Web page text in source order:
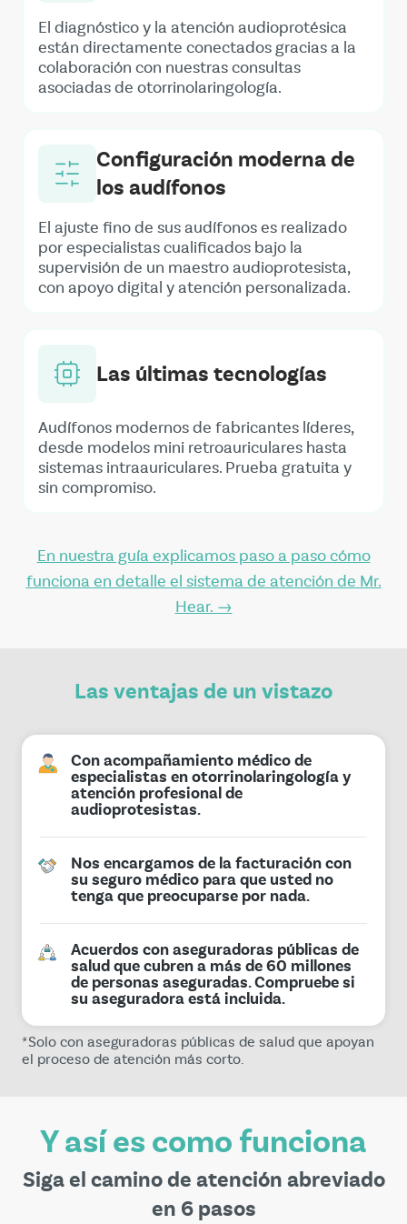
El diagnóstico y la atención audioprotésica
están directamente conectados gracias a la
colaboración con nuestras consultas
asociadas de otorrinolaringología.
Configuración moderna de
los audífonos
El ajuste fino de sus audífonos es realizado
por especialistas cualificados bajo la
supervisión de un maestro audioprotesista,
con apoyo digital y atención personalizada.
Las últimas tecnologías
Audífonos modernos de fabricantes líderes,
desde modelos mini retroauriculares hasta
sistemas intraauriculares. Prueba gratuita y
sin compromiso.
En nuestra guía explicamos paso a paso cómo
funciona en detalle el sistema de atención de Mr.
Hear. →
Las ventajas de un vistazo
Con acompañamiento médico de
especialistas en otorrinolaringología y
atención profesional de
audioprotesistas.
Nos encargamos de la facturación con
su seguro médico para que usted no
tenga que preocuparse por nada.
Acuerdos con aseguradoras públicas de
salud que cubren a más de 60 millones
de personas aseguradas. Compruebe si
su aseguradora está incluida.
*Solo con aseguradoras públicas de salud que apoyan
el proceso de atención más corto.
Y así es como funciona
Siga el camino de atención abreviado
en 6 pasos